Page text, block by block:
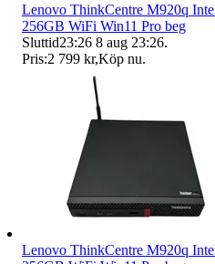
Lenovo ThinkCentre M920q
256GB WiFi Win11 Pro beg
Sluttid23:26 8 aug 23:26.
Pris:2 799 kr,Köp nu.
Lenovo ThinkCentre M920q